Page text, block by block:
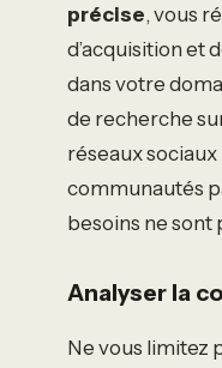
précise, vous
d’acquisition et
dans votre
de recherche
réseaux
communautés
besoins ne sont
Analyser la
Ne vous limitez